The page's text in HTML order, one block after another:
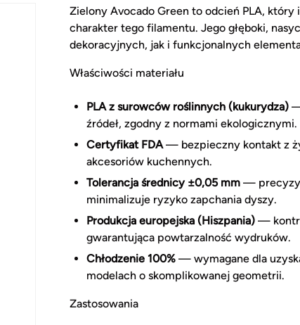
Zielony Avocado Green to odcień PLA,
charakter tego filamentu. Jego głęboki,
dekoracyjnych, jak i funkcjonalnych
Właściwości materiału
PLA z surowców roślinnych (kukurydza)
źródeł, zgodny z normami ekologicznymi.
Certyfikat FDA— bezpieczny kontakt z
akcesoriów kuchennych.
Tolerancja średnicy ±0,05 mm —
minimalizuje ryzyko zapchania dyszy.
Produkcja europejska (Hiszpania) —
gwarantująca powtarzalność wydruków.
Chłodzenie 100% — wymagane dla
modelach o skomplikowanej geometrii.
Zastosowania